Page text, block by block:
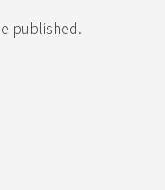
published.